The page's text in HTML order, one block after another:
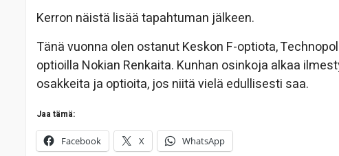
Kerron näistä lisää tapahtuman jälkeen.
Tänä vuonna olen ostanut Keskon F-optiota,
optioilla Nokian Renkaita. Kunhan osinkoja alkaa
osakkeita ja optioita, jos niitä vielä edullisesti saa.
Jaa tämä:
Facebook X WhatsApp